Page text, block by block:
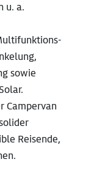
u. a.
sowie
Campervan
Reisende,